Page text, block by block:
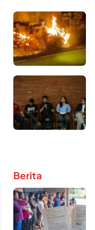
Berita